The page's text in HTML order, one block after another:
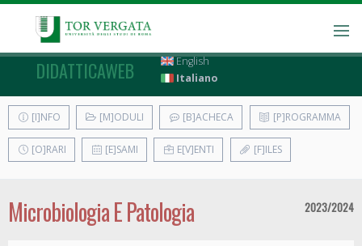
DIDATTICAWEB
English
Italiano
[I]NFO [M]ODULI [B]ACHECA [P]ROGRAMMA
[O]RARI [E]SAMI E[V]ENTI [F]ILES
Microbiologia E Patologia 2023/2024